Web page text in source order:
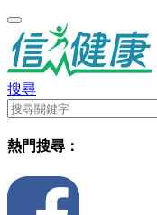
搜尋
熱門搜尋：